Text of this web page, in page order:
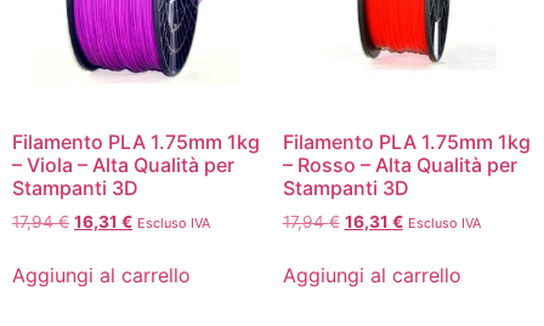
Filamento PLA 1.75mm 1kg
– Viola – Alta Qualità per
Stampanti 3D
17,94€ 16,31 € Escluso IVA
Aggiungi al carrello
Filamento PLA 1.75mm 1kg
– Rosso – Alta Qualità per
Stampanti 3D
17,94€ 16,31 € Escluso IVA
Aggiungi al carrello